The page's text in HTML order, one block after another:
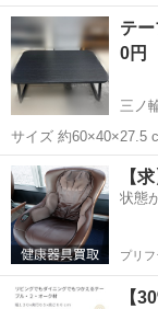
番:200-STAND2DBRM／木目ブラウン
ものの結局設置せず、
6,980円（送料...
東京 台東区
テ
0円
三ノ
東京 台東区
【
状態
プリフ
【